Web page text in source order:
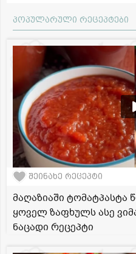
პოპულარული რეცეპტები
შეინახე რეცეპტი
მაღაზიაში ტომატპასტა
ყოველ ზაფხულს ასე
ნაცადი რეცეპტი